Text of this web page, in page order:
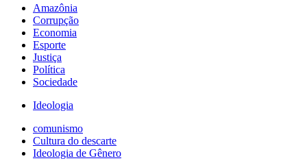
Amazônia
Corrupção
Economia
Esporte
Justiça
Política
Sociedade
Ideologia
comunismo
Cultura do descarte
Ideologia de Gênero